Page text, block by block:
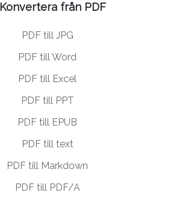
Konvertera från PDF
PDF till JPG
PDF till Word
PDF till Excel
PDF till PPT
PDF till EPUB
PDF till text
PDF till Markdown
PDF till PDF/A